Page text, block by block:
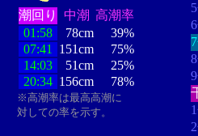
潮回り 中潮 高潮率
01:58
78cm
39%
07:41
151cm
75%
14:03
51cm
25%
20:34 156cm 78%
※高潮率は最高高潮に
対しての率を示す。